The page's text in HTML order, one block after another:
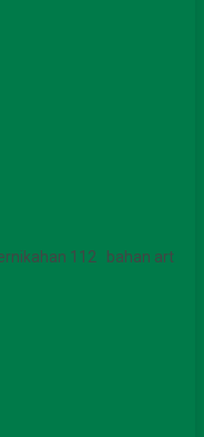
112 bahan art